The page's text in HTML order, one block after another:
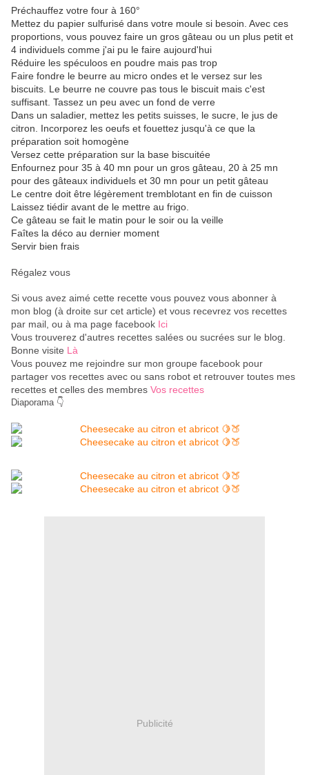
Préchauffez votre four à 160°
Mettez du papier sulfurisé dans votre moule si besoin. Avec ces
proportions, vous pouvez faire un gros gâteau ou un plus petit et
4 individuels comme j'ai pu le faire aujourd'hui
Réduire les spéculoos en poudre mais pas trop
Faire fondre le beurre au micro ondes et le versez sur les
biscuits. Le beurre ne couvre pas tous le biscuit mais c'est
suffisant. Tassez un peu avec un fond de verre
Dans un saladier, mettez les petits suisses, le sucre, le jus de
citron. Incorporez les oeufs et fouettez jusqu'à ce que la
préparation soit homogène
Versez cette préparation sur la base biscuitée
Enfournez pour 35 à 40 mn pour un gros gâteau, 20 à 25 mn
pour des gâteaux individuels et 30 mn pour un petit gâteau
Le centre doit être légèrement tremblotant en fin de cuisson
Laissez tiédir avant de le mettre au frigo.
Ce gâteau se fait le matin pour le soir ou la veille
Faîtes la déco au dernier moment
Servir bien frais
Régalez vous
Si vous avez aimé cette recette vous pouvez vous abonner à
mon blog (à droite sur cet article) et vous recevrez vos recettes
par mail, ou à ma page facebook Ici
Vous trouverez d'autres recettes salées ou sucrées sur le blog.
Bonne visite Là
Vous pouvez me rejoindre sur mon groupe facebook pour
partager vos recettes avec ou sans robot et retrouver toutes mes
recettes et celles des membres Vos recettes
Diaporama 👇
Publicité